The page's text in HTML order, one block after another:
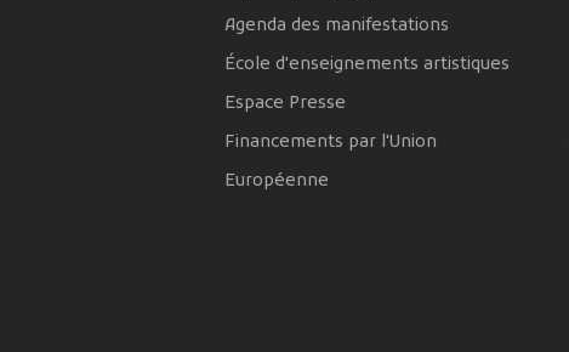
Agenda des manifestations
École d'enseignements artistiques
Espace Presse
Financements par l'Union
Européenne